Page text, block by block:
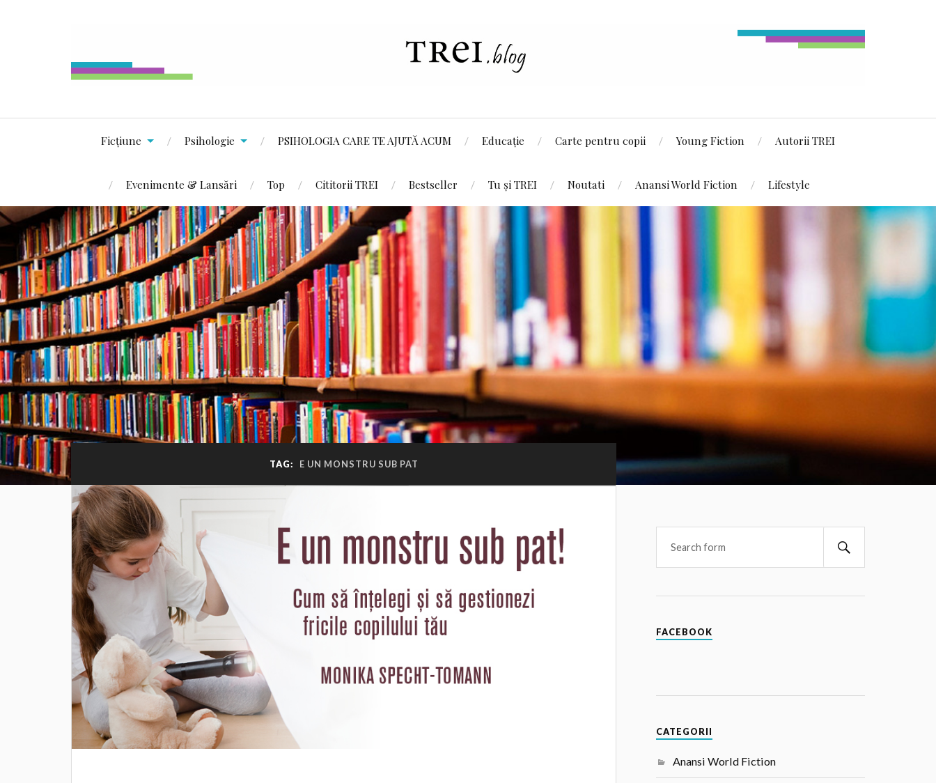
Ficțiune Psihologie PSIHOLOGIA CARE TE AJUTĂ ACUM Educație Carte pentru copii Young Fiction Autorii TREI
Evenimente & Lansări Top Cititorii TREI Bestseller Tu și TREI Noutati Anansi World Fiction Lifestyle
TAG: E UN MONSTRU SUB PAT
FACEBOOK
CATEGORII
Anansi World Fiction